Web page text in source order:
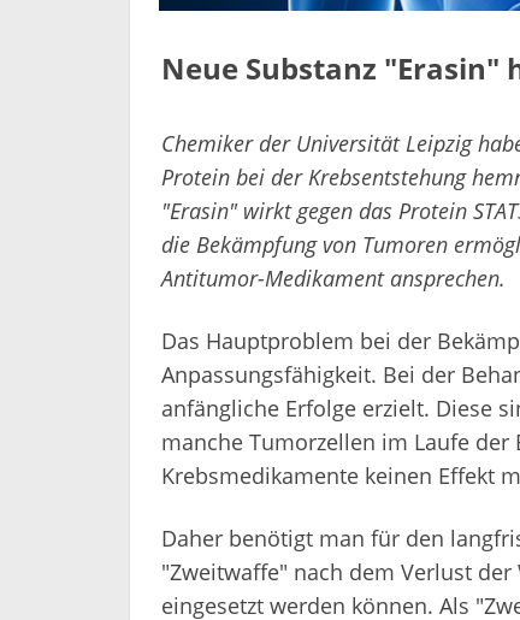
Neue Substanz "Erasin"
Chemiker der Universität Leipzig
Protein bei der Krebsentstehung
"Erasin" wirkt gegen das Protein
die Bekämpfung von Tumoren
Antitumor-Medikament ansprechen.
Das Hauptproblem bei der
Anpassungsfähigkeit. Bei der
anfängliche Erfolge erzielt. Diese
manche Tumorzellen im Laufe
Krebsmedikamente keinen Effekt
Daher benötigt man für den
"Zweitwaffe" nach dem Verlust
eingesetzt werden können. Als